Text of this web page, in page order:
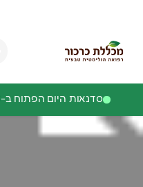
סדנאות היום הפתוח ב-12.8-